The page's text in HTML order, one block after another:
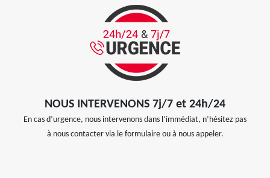
NOUS INTERVENONS 7j/7 et 24h/24
En cas d’urgence, nous intervenons dans l’immédiat, n’hésitez pas
à nous contacter via le formulaire ou à nous appeler.